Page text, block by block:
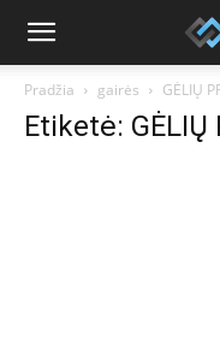
Pradžia gairės GĖLIŲ
Etiketė: GĖLIŲ